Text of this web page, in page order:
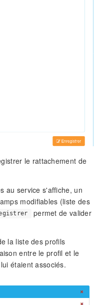
le rattachement de
au service s'affiche, un
modifiables (liste des
permet de valider
la liste des profils
entre le profil et le
étaient associés.